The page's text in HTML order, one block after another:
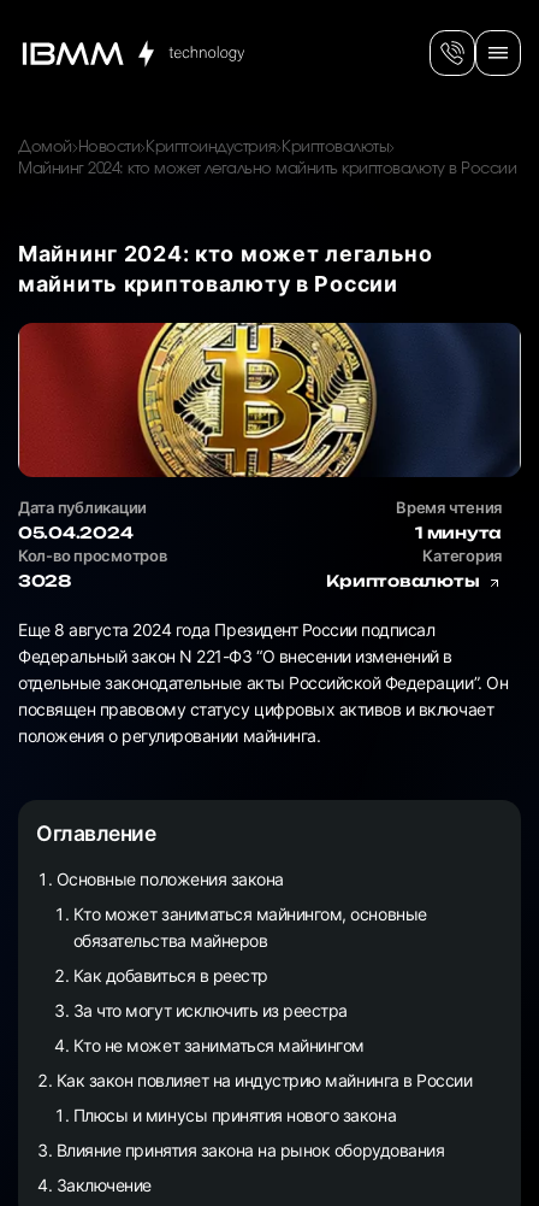
Домой Новости Криптоиндустрия Криптовалюты
Майнинг 2024: кто может легально майнить криптовалюту в России
Майнинг 2024: кто может легально
майнить криптовалюту в России
Дата публикации
05.04.2024
Время чтения
1 минута
Кол-во просмотров
3028
Категория
Криптовалюты
Еще 8 августа 2024 года Президент России подписал
Федеральный закон N 221-ФЗ “О внесении изменений в
отдельные законодательные акты Российской Федерации”. Он
посвящен правовому статусу цифровых активов и включает
положения о регулировании майнинга.
Оглавление
Основные положения закона
Кто может заниматься майнингом, основные
обязательства майнеров
Как добавиться в реестр
За что могут исключить из реестра
Кто не может заниматься майнингом
Как закон повлияет на индустрию майнинга в России
Плюсы и минусы принятия нового закона
Влияние принятия закона на рынок оборудования
Заключение